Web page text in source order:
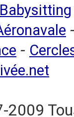
Babysitting
-